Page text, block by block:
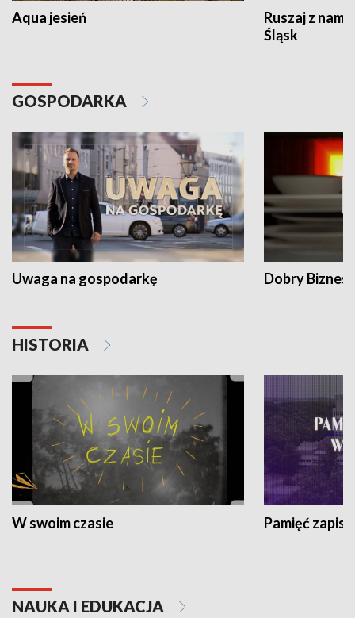
Aqua jesień
Ruszaj z
Śląsk
GOSPODARKA
Uwaga na gospodarkę Dobry Biznes
HISTORIA
W swoim czasie Pamięć
NAUKA I EDUKACJA